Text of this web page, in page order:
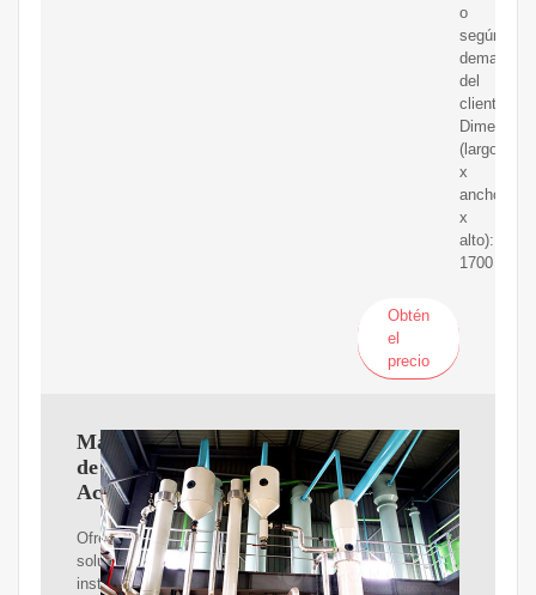
o
según
demanda
del
cliente
(largo
x
ancho
x
alto):
1700
Obtén
el
precio
Maquinaria
de
Aceite
Ofrecemos
soluciones,
instalaciones